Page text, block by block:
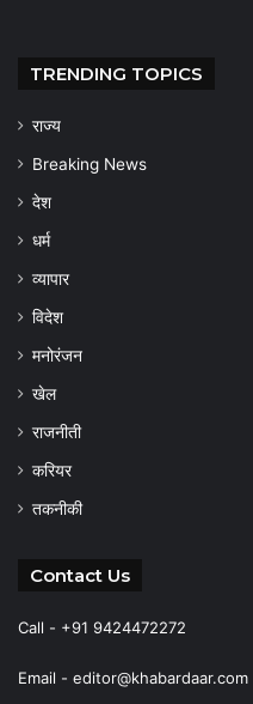
TRENDING TOPICS
राज्य
Breaking News
देश
धर्म
व्यापार
विदेश
मनोरंजन
खेल
राजनीती
करियर
तकनीकी
Contact Us
Call - +91 9424472272
Email - editor@khabardaar.com